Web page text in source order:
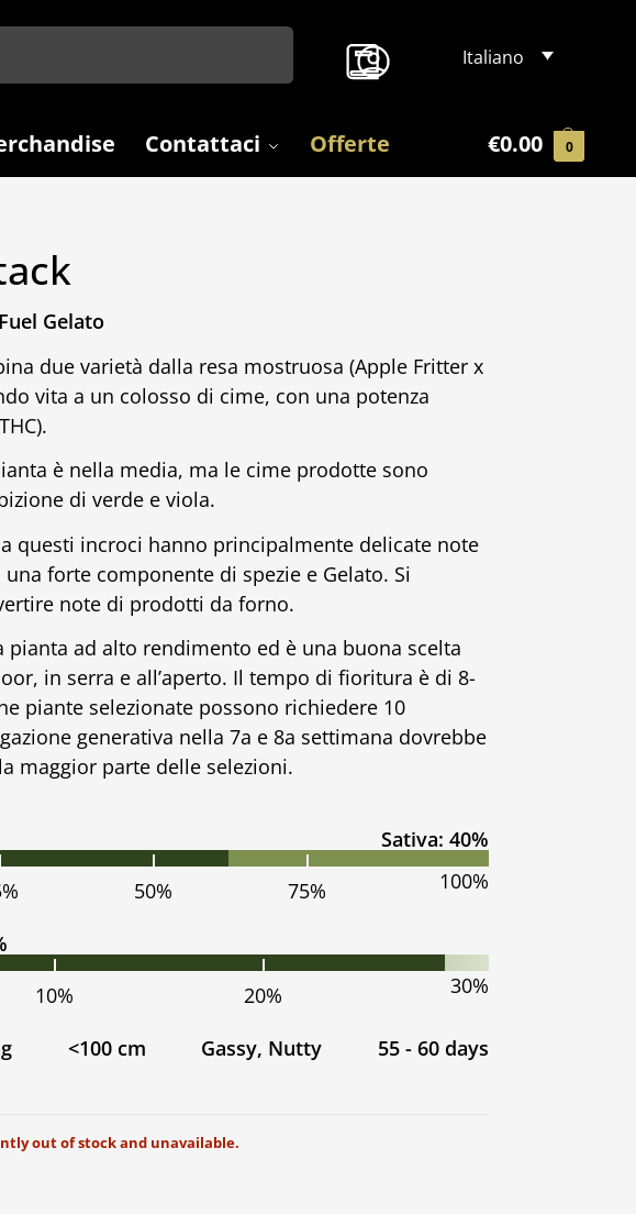
Italiano
Contattaci Offerte €0.00 0
Gelato
due varietà dalla resa mostruosa (Apple Fritter x
vita a un colosso di cime, con una potenza
è nella media, ma le cime prodotte sono
di verde e viola.
questi incroci hanno principalmente delicate note
forte componente di spezie e Gelato. Si
note di prodotti da forno.
pianta ad alto rendimento ed è una buona scelta
in serra e all’aperto. Il tempo di fioritura è di 8-
piante selezionate possono richiedere 10
generativa nella 7a e 8a settimana dovrebbe
maggior parte delle selezioni.
Sativa: 40%
50% 75% 100%
10% 20% 30%
<100 cm Gassy, Nutty 55 - 60 days
out of stock and unavailable.